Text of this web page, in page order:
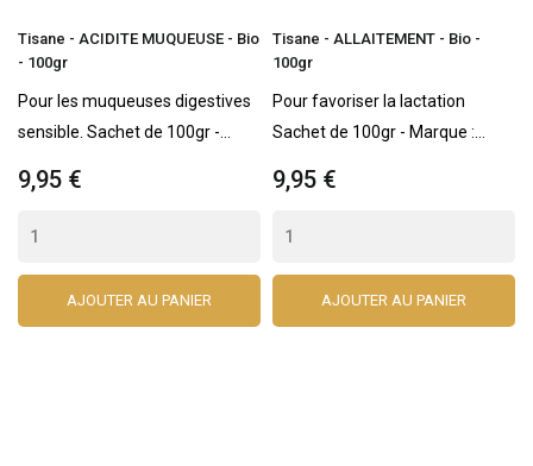
Tisane - ACIDITE MUQUEUSE - Bio
- 100gr
Pour les muqueuses digestives
sensible. Sachet de 100gr -...
9,95 €
AJOUTER AU PANIER
Tisane - ALLAITEMENT - Bio -
100gr
Pour favoriser la lactation
Sachet de 100gr - Marque :...
9,95 €
AJOUTER AU PANIER